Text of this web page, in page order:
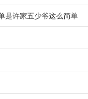
是许家五少爷这么简单